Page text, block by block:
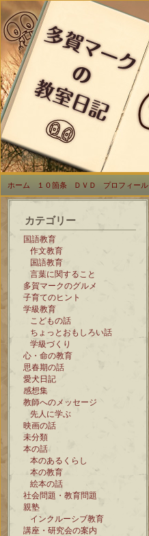
ホーム １０箇条 ＤＶＤ プロフィール
カテゴリー
国語教育
作文教育
国語教育
言葉に関すること
多賀マークのグルメ
子育てのヒント
学級教育
こどもの話
ちょっとおもしろい話
学級づくり
心・命の教育
思春期の話
愛犬日記
感想集
教師へのメッセージ
先人に学ぶ
映画の話
未分類
本の話
本のあるくらし
本の教育
絵本の話
社会問題・教育問題
親塾
インクルーシブ教育
講座・研究会の案内